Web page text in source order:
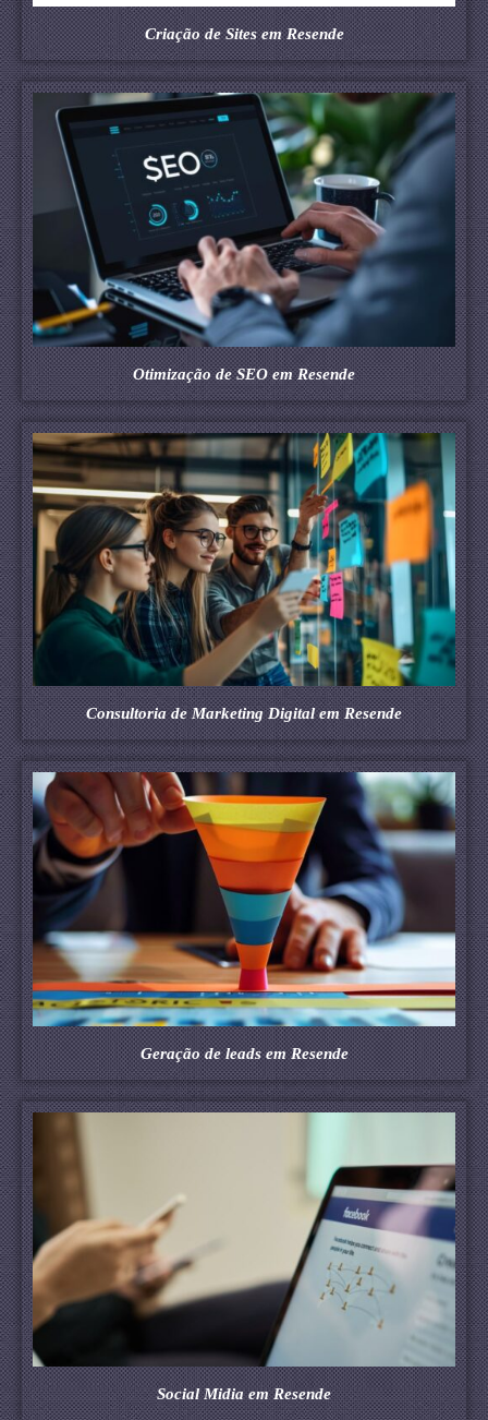
Criação de Sites em Resende
Otimização de SEO em Resende
Consultoria de Marketing Digital em Resende
Geração de leads em Resende
Social Midia em Resende